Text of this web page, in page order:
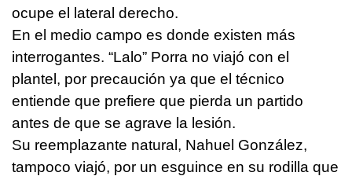
ocupe el lateral derecho.
En el medio campo es donde existen más
interrogantes. “Lalo” Porra no viajó con el
plantel, por precaución ya que el técnico
entiende que prefiere que pierda un partido
antes de que se agrave la lesión.
Su reemplazante natural, Nahuel González,
tampoco viajó, por un esguince en su rodilla que